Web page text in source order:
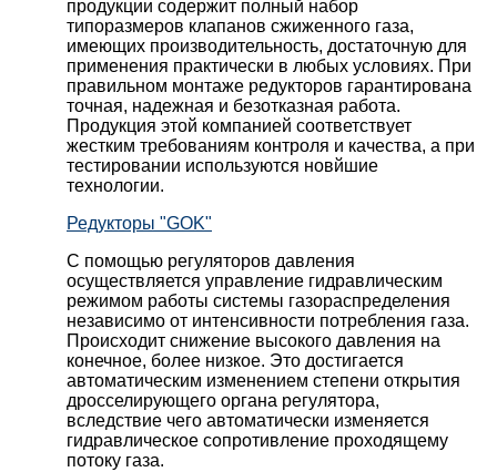
продукции содержит полный набор
типоразмеров клапанов сжиженного газа,
имеющих производительность, достаточную для
применения практически в любых условиях. При
правильном монтаже редукторов гарантирована
точная, надежная и безотказная работа.
Продукция этой компанией соответствует
жестким требованиям контроля и качества, а при
тестировании используются новйшие
технологии.
Редукторы "GOK"
С помощью регуляторов давления
осуществляется управление гидравлическим
режимом работы системы газораспределения
независимо от интенсивности потребления газа.
Происходит снижение высокого давления на
конечное, более низкое. Это достигается
автоматическим изменением степени открытия
дросселирующего органа регулятора,
вследствие чего автоматически изменяется
гидравлическое сопротивление проходящему
потоку газа.